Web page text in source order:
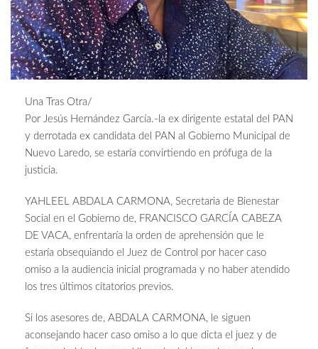
Una Tras Otra/
Por Jesús Hernández García.-la ex dirigente estatal del PAN
y derrotada ex candidata del PAN al Gobierno Municipal de
Nuevo Laredo, se estaría convirtiendo en prófuga de la
justicia.
YAHLEEL ABDALA CARMONA, Secretaria de Bienestar
Social en el Gobierno de, FRANCISCO GARCÍA CABEZA
DE VACA, enfrentaría la orden de aprehensión que le
estaría obsequiando el Juez de Control por hacer caso
omiso a la audiencia inicial programada y no haber atendido
los tres últimos citatorios previos.
Si los asesores de, ABDALA CARMONA, le siguen
aconsejando hacer caso omiso a lo que dicta el juez y de